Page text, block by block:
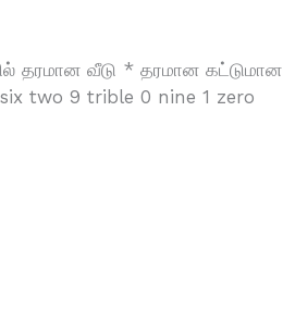
தரமான வீடு * தரமான கட்டுமான
two 9 trible 0 nine 1 zero